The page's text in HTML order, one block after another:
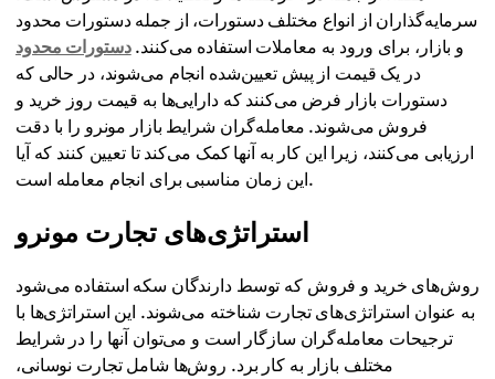
سرمایه‌گذاران از انواع مختلف دستورات، از جمله دستورات محدود
و بازار، برای ورود به معاملات استفاده می‌کنند.دستورات محدود
در یک قیمت از پیش تعیین‌شده انجام می‌شوند، در حالی که
دستورات بازار فرض می‌کنند که دارایی‌ها به قیمت روز خرید و
فروش می‌شوند. معامله‌گران شرایط بازار مونرو را با دقت
ارزیابی می‌کنند، زیرا این کار به آنها کمک می‌کند تا تعیین کنند که آیا
این زمان مناسبی برای انجام معامله است.
استراتژی‌های تجارت مونرو
روش‌های خرید و فروش که توسط دارندگان سکه استفاده می‌شود
به عنوان استراتژی‌های تجارت شناخته می‌شوند. این استراتژی‌ها با
ترجیحات معامله‌گران سازگار است و می‌توان آنها را در شرایط
مختلف بازار به کار برد. روش‌ها شامل تجارت نوسانی،